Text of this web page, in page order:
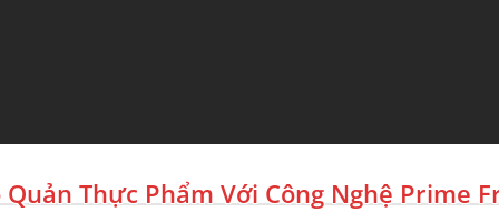
Quản Thực Phẩm Với Công Nghệ Prime